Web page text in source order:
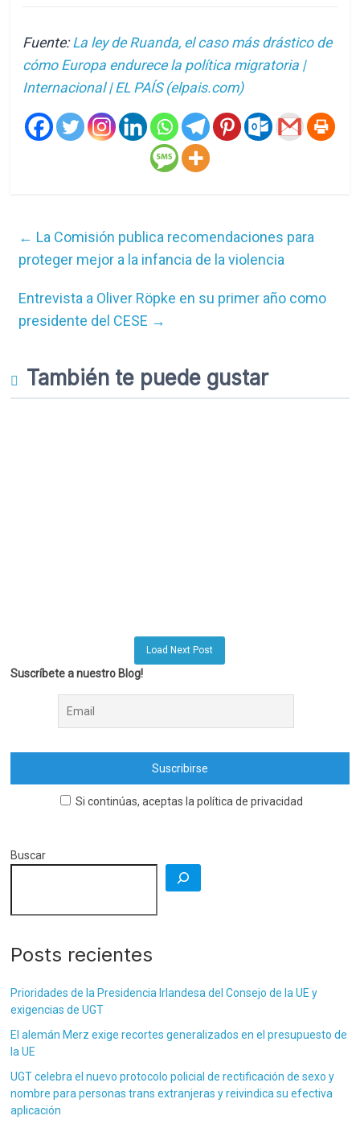
Fuente:La ley de Ruanda, el caso más drástico de
cómo Europa endurece la política migratoria |
Internacional | EL PAÍS (elpais.com)
← La Comisión publica recomendaciones para
proteger mejor a la infancia de la violencia
Entrevista a Oliver Röpke en su primer año como
presidente del CESE →
También te puede gustar
Load Next Post
Suscríbete a nuestro Blog!
Si continúas, aceptas la política de privacidad
Buscar
Posts recientes
Prioridades de la Presidencia Irlandesa del Consejo de la UE y
exigencias de UGT
El alemán Merz exige recortes generalizados en el presupuesto de
la UE
UGT celebra el nuevo protocolo policial de rectificación de sexo y
nombre para personas trans extranjeras y reivindica su efectiva
aplicación